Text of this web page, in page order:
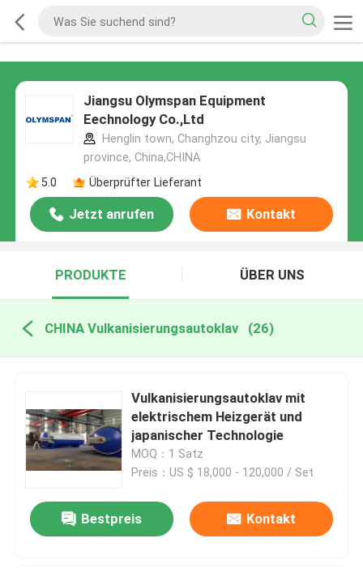
Jiangsu Olymspan Equipment
Eechnology Co.,Ltd
Henglin town, Changhzou city, Jiangsu
province, China,CHINA
5.0
Überprüfter Lieferant
Jetzt anrufen Kontakt
PRODUKTE ÜBER UNS
CHINA Vulkanisierungsautoklav (26)
Vulkanisierungsautoklav mit
elektrischem Heizgerät und
japanischer Technologie
MOQ：1 Satz
Preis：US $ 18,000 - 120,000 / Set
Bestpreis Kontakt